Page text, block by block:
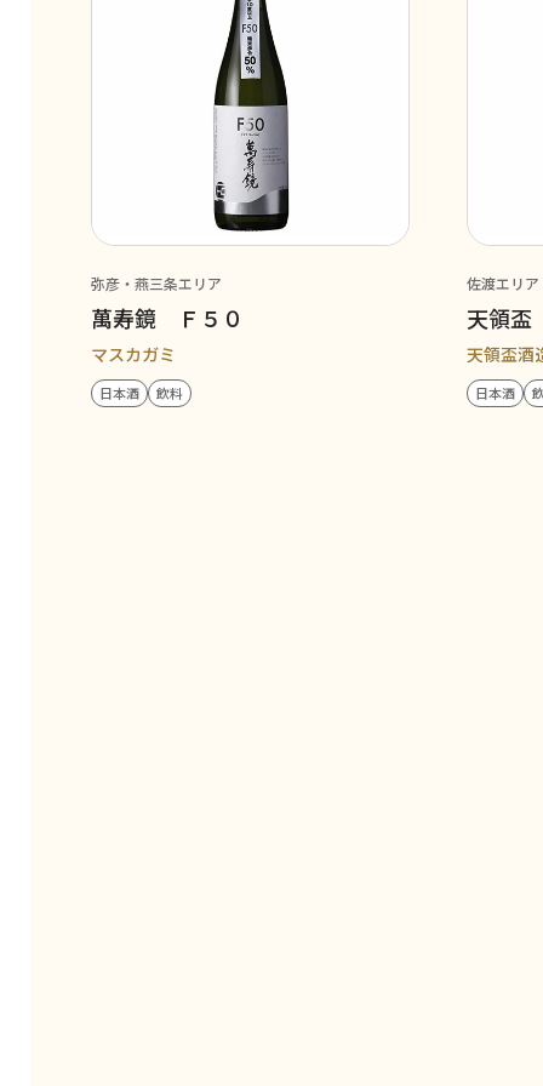
弥彦・燕三条エリア
萬寿鏡 Ｆ５０
マスカガミ
日本酒 飲料
佐渡エリア
天領
天領盃酒
日本酒